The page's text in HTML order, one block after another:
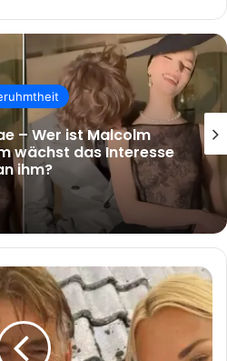
– Wer ist Malcolm
wächst das Interesse
ihm?